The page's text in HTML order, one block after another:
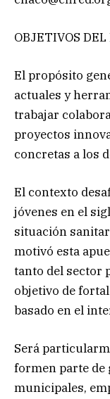
OBJETIVOS DEL
El propósito
actuales y
trabajar
proyectos
concretas a los
El contexto
jóvenes en el
situación
motivó esta
tanto del sector
objetivo de
basado en el
Será
formen parte de
municipales,